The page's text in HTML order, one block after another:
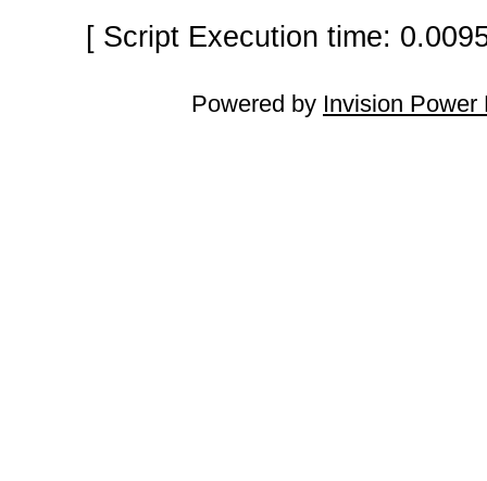
[ Script Execution time:
Powered by Invision Power